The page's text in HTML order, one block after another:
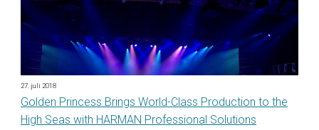
27. juli 2018
Golden Princess Brings World-Class Production to the
High Seas with HARMAN Professional Solutions